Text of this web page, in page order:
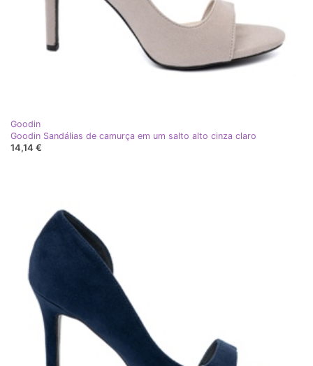
Goodin
Goodin Sandálias de camurça em um salto alto cinza claro
14,14 €